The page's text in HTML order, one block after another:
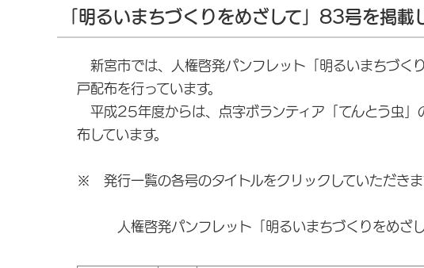
「明るいまちづくりをめざして」83号を掲載
新宮市では、人権啓発パンフレット「明るいまちづ
戸配布を行っています。
平成25年度からは、点字ボランティア「てんとう虫」
布しています。
※ 発行一覧の各号のタイトルをクリックしていただきま
人権啓発パンフレット「明るいまちづくりをめざし